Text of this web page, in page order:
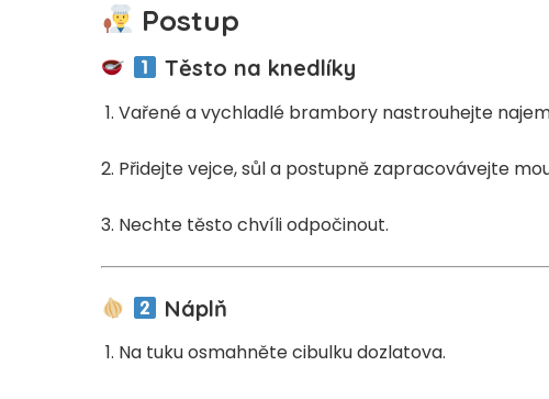
Postup
Těsto na knedlíky
Vařené a vychladlé brambory nastrouhejte
Přidejte vejce, sůl a postupně zapracovávejte
Nechte těsto chvíli odpočinout.
Náplň
Na tuku osmahněte cibulku dozlatova.